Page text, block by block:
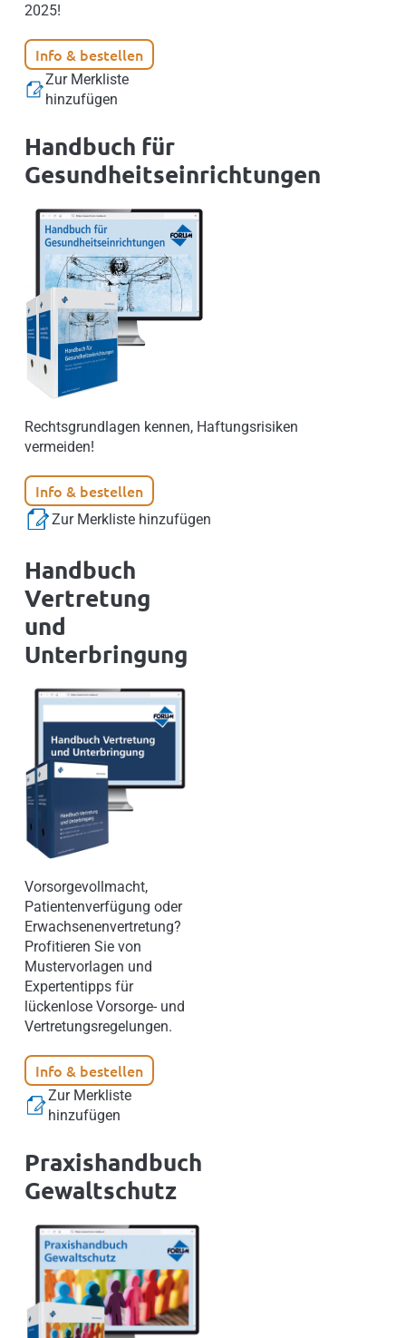
2025!
Info & bestellen
Zur Merkliste
hinzufügen
Handbuch für
Gesundheitseinrichtungen
Rechtsgrundlagen kennen, Haftungsrisiken
vermeiden!
Info & bestellen
Zur Merkliste hinzufügen
Handbuch
Vertretung
und
Unterbringung
Vorsorgevollmacht,
Patientenverfügung oder
Erwachsenenvertretung?
Profitieren Sie von
Mustervorlagen und
Expertentipps für
lückenlose Vorsorge- und
Vertretungsregelungen.
Info & bestellen
Zur Merkliste
hinzufügen
Praxishandbuch
Gewaltschutz